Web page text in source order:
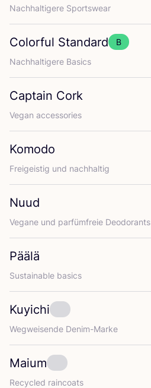
Nach­hal­ti­ge­re Sportswear
Colorful Standard
B
Nach­hal­ti­ge­re Basics
Captain Cork
Vegan access­ories
Komodo
Frei­geis­tig und nachhaltig
Nuud
Vega­ne und par­füm­freie Deodorants
Päälä
Sus­tainable basics
Kuyichi
Weg­wei­sen­de Denim-Marke
Maium
Recy­cled raincoats